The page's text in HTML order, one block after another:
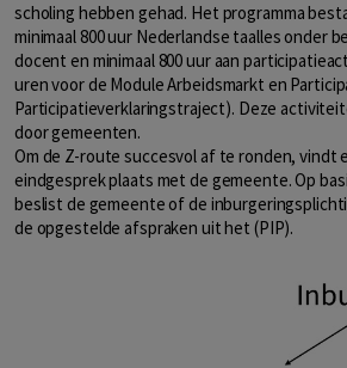
scholing hebben gehad. Het programma
minimaal 800 uur Nederlandse taalles onder
docent en minimaal 800 uur aan
uren voor de Module Arbeidsmarkt en
Participatieverklaringstraject). Deze
door gemeenten.
Om de Z-route succesvol af te ronden, vindt
eindgesprek plaats met de gemeente. Op
beslist de gemeente of de
de opgestelde afspraken uit het (PIP).